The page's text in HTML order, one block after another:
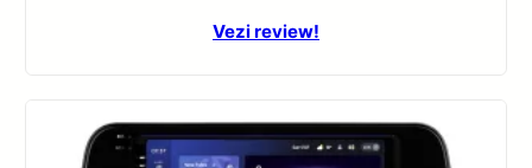
Vezi review!